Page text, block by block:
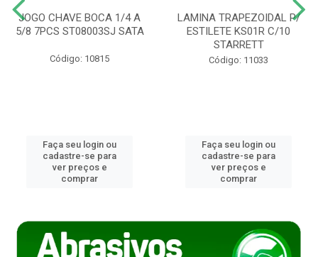
JOGO CHAVE BOCA 1/4 A
5/8 7PCS ST08003SJ SATA
Código: 10815
Faça seu login ou
cadastre-se para
ver preços e
comprar
LAMINA TRAPEZOIDAL P/
ESTILETE KS01R C/10
STARRETT
Código: 11033
Faça seu login ou
cadastre-se para
ver preços e
comprar